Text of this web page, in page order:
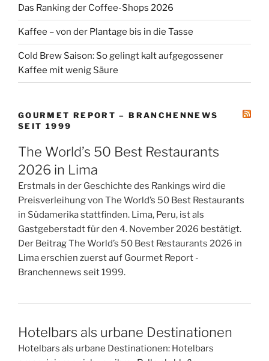
Das Ranking der Coffee-Shops 2026
Kaffee – von der Plantage bis in die Tasse
Cold Brew Saison: So gelingt kalt aufgegossener
Kaffee mit wenig Säure
GOURMET REPORT – BRANCHENNEWS
SEIT 1999
The World’s 50 Best Restaurants
2026 in Lima
Erstmals in der Geschichte des Rankings wird die
Preisverleihung von The World’s 50 Best Restaurants
in Südamerika stattfinden. Lima, Peru, ist als
Gastgeberstadt für den 4. November 2026 bestätigt.
Der Beitrag The World’s 50 Best Restaurants 2026 in
Lima erschien zuerst auf Gourmet Report -
Branchennews seit 1999.
Hotelbars als urbane Destinationen
Hotelbars als urbane Destinationen: Hotelbars